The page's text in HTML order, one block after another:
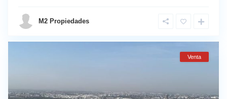
M2 Propiedades
Venta